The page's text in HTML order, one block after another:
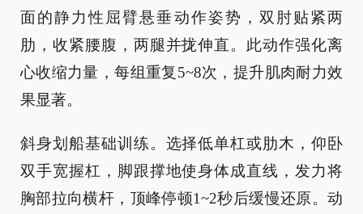
面的静力性屈臂悬垂动作姿势，双肘贴紧两
肋，收紧腰腹，两腿并拢伸直。此动作强化离
心收缩力量，每组重复5~8次，提升肌肉耐力效
果显著。
斜身划船基础训练。选择低单杠或肋木，仰卧
双手宽握杠，脚跟撑地使身体成直线，发力将
胸部拉向横杆，顶峰停顿1~2秒后缓慢还原。动